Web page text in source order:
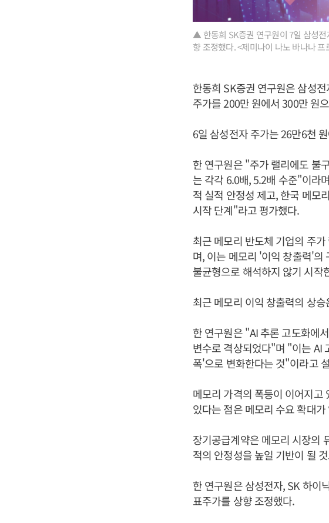
▲ 한동희 SK증권 연구원이 7일 삼성
향 조정했다. <제미나이 나노 바나나 프
한동희 SK증권 연구원은 삼성
주가를 200만 원에서 300만 원
6일 삼성전자 주가는 26만6천
한 연구원은 "주가 랠리에도 불
는 각각 6.0배, 5.2배 수준"이라
적 실적 안정성 제고, 한국 메모
시작 단계"라고 평가했다.
최근 메모리 반도체 기업의 주
며, 이는 메모리 '이익 창출력'의
불균형으로 해석하지 않기 시작
최근 메모리 이익 창출력의 상
한 연구원은 "AI 추론 고도화에
변수로 격상되었다"며 "이는 AI
폭'으로 변화한다는 것"이라고
메모리 가격의 폭등이 이어지고
있다는 점은 메모리 수요 확대
장기공급계약은 메모리 시장의
적의 안정성을 높일 기반이 될
한 연구원은 삼성전자, SK 하이
표주가를 상향 조정했다.